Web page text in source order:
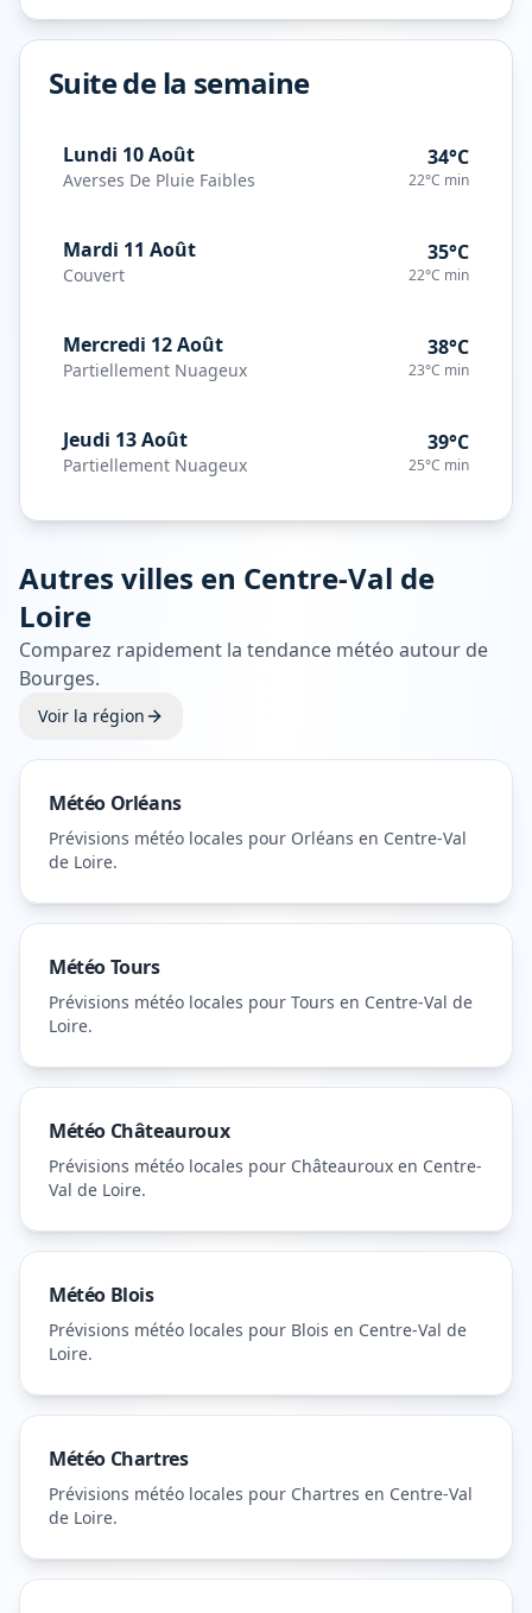
Suite de la semaine
Lundi 10 Août
Averses De Pluie Faibles
34°C
22°C min
Mardi 11 Août
Couvert
35°C
22°C min
Mercredi 12 Août
Partiellement Nuageux
38°C
23°C min
Jeudi 13 Août
Partiellement Nuageux
39°C
25°C min
Autres villes en Centre-Val de
Loire
Comparez rapidement la tendance météo autour de
Bourges.
Voir la région
Météo Orléans
Prévisions météo locales pour Orléans en Centre-Val
de Loire.
MétéoTours
Prévisions météo locales pour Tours en Centre-Val de
Loire.
Météo Châteauroux
Prévisions météo locales pour Châteauroux en Centre-
Val de Loire.
Météo Blois
Prévisions météo locales pour Blois en Centre-Val de
Loire.
Météo Chartres
Prévisions météo locales pour Chartres en Centre-Val
de Loire.